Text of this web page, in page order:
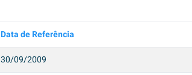
Data de Referência
30/09/2009